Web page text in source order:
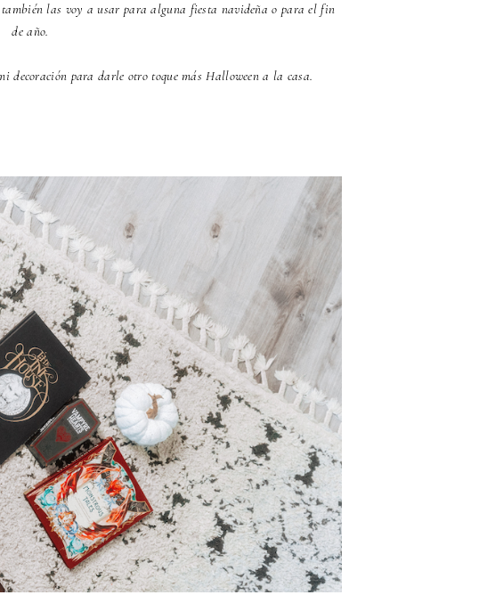
también las voy a usar para alguna fiesta navideña o para el fin
de año.
decoración para darle otro toque más Halloween a la casa.